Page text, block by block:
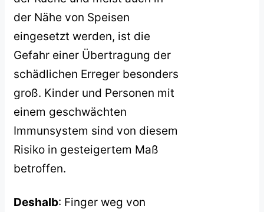
der Nähe von Speisen
eingesetzt werden, ist die
Gefahr einer Übertragung der
schädlichen Erreger besonders
groß. Kinder und Personen mit
einem geschwächten
Immunsystem sind von diesem
Risiko in gesteigertem Maß
betroffen.
Deshalb: Finger weg von